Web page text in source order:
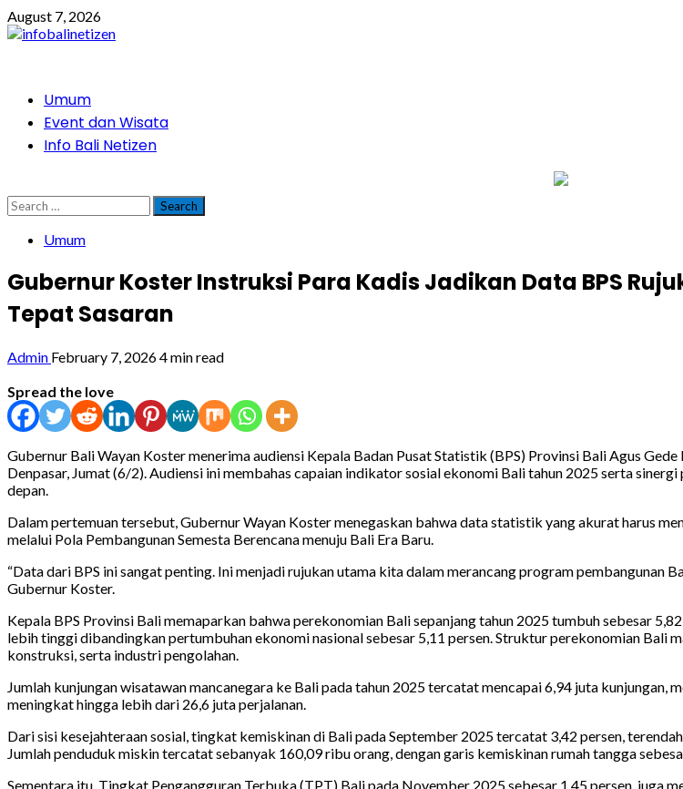
Skip
to
August 7, 2026
PrimaryUmum
Event dan Wisata
Info Bali Netizen
Search
for:
Umum
Gubernur Koster Instruksi Para Kadis Jadikan Data BPS
Tepat Sasaran
Admin February 7, 20264 min read
Spread the love
Gubernur Bali Wayan Koster menerima audiensi Kepala Badan Pusat Statistik (BPS) Provinsi Bali Agus
Denpasar, Jumat (6/2). Audiensi ini membahas capaian indikator sosial ekonomi Bali tahun 2025 serta
depan.
Dalam pertemuan tersebut, Gubernur Wayan Koster menegaskan bahwa data statistik yang akurat harus
melalui Pola Pembangunan Semesta Berencana menuju Bali Era Baru.
“Data dari BPS ini sangat penting. Ini menjadi rujukan utama kita dalam merancang program pembangunan
Gubernur Koster.
Kepala BPS Provinsi Bali memaparkan bahwa perekonomian Bali sepanjang tahun 2025 tumbuh sebesar
lebih tinggi dibandingkan pertumbuhan ekonomi nasional sebesar 5,11 persen. Struktur perekonomian Bali
konstruksi, serta industri pengolahan.
Jumlah kunjungan wisatawan mancanegara ke Bali pada tahun 2025 tercatat mencapai 6,94 juta
meningkat hingga lebih dari 26,6 juta perjalanan.
Dari sisi kesejahteraan sosial, tingkat kemiskinan di Bali pada September 2025 tercatat 3,42 persen,
Jumlah penduduk miskin tercatat sebanyak 160,09 ribu orang, dengan garis kemiskinan rumah tangga
Sementara itu, Tingkat Pengangguran Terbuka (TPT) Bali pada November 2025 sebesar 1,45 persen, juga